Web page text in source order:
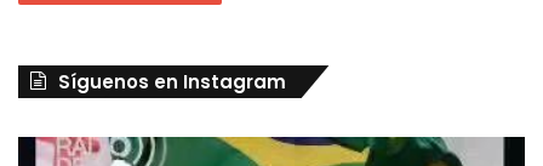
Síguenos en Instagram